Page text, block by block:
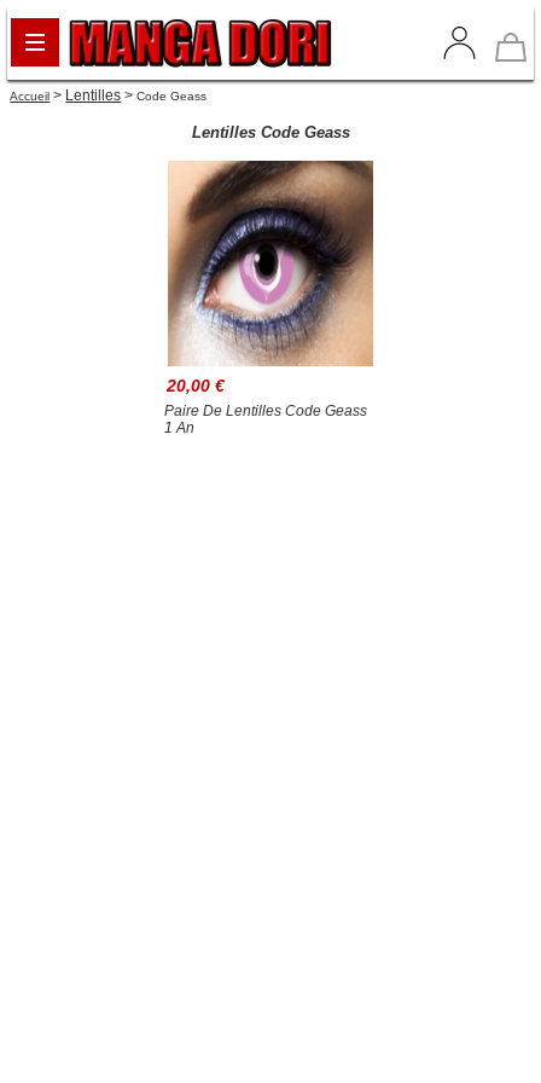
Accueil > Lentilles >Code Geass
Lentilles Code Geass
20,00 €
Paire De Lentilles Code Geass
1 An